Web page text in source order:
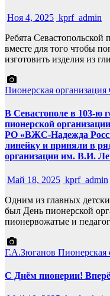
Ноя 4, 2025 kprf_admin
Ребята Севастопольской
вместе для того чтобы
изготовить изделия из
Пионерская организация
В Севастополе в 103-ю
пионерской
РО «ВЖС-Надежда
линейку и приняли в
организации им. В.И.
Май 18, 2025 kprf_admin
Одним из главных
был День пионерской
пионервожатые и
Г.А.Зюганов Пионерская
С Днём пионерии!